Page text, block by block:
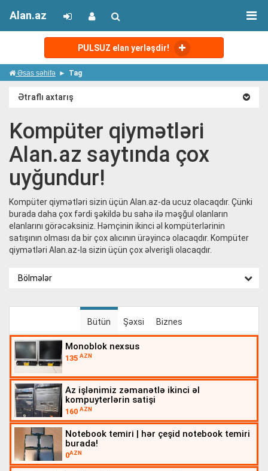
PULSUZ elan yerləşdir!
Alan.az
Əsas səhifə Tag
Ətraflı axtarış
Kompüter qiymətləri
Alan.az saytında çox
uyğundur!
Kompüter qiymətləri sizin üçün Alan.az-da ucuz olacaqdır. Çünki
burada daha çox fərdi şəkildə bu sahə ilə məşğul olanların
elanlarını görəcəksiniz. Həmçinin ikinci əl kompüterlərinin
satışının olması da bir çox alıcının ürəyincə olacaqdır. Kompüter
qiymətləri Alan.az-la sizin üçün çox əlverişli olacaqdır.
Bölmələr
Bütün Şəxsi Biznes
monoblok nexsus
135 AZN
az işlənimiz zəmanətlə ikinci əl
kompuyterlərin satişi
160 AZN
notebook temi̇ri̇ | hər çeşid notebook temiri bu
rada!
0AZN